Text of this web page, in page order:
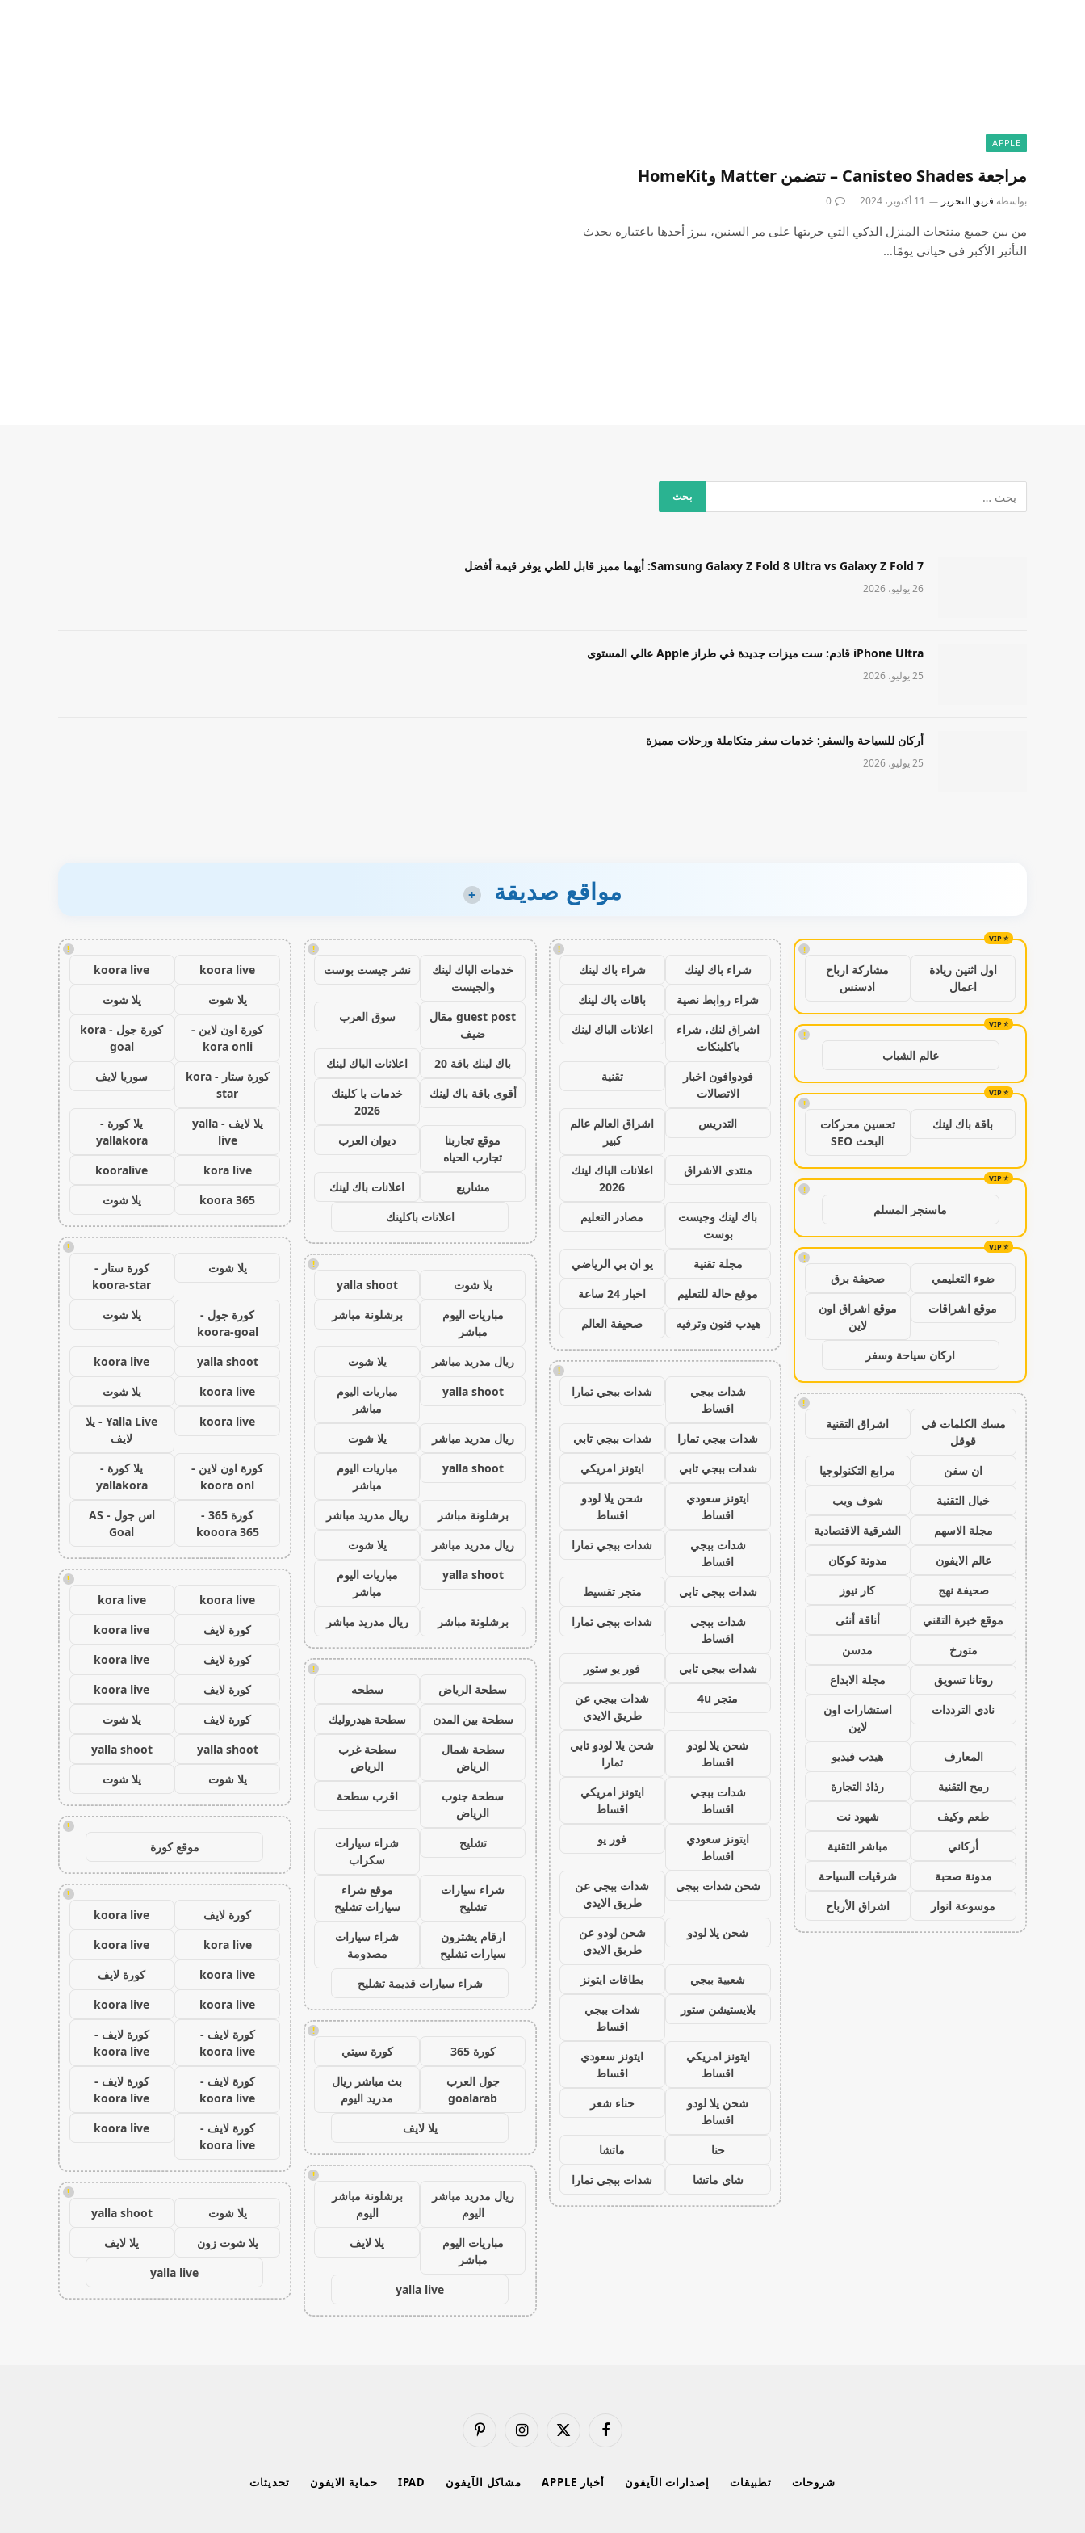
APPLE
مراجعة Canisteo Shades – تتضمن Matter وHomeKit
بواسطة فريق التحرير 11 أكتوبر، 2024 0
من بين جميع منتجات المنزل الذكي التي جربتها على مر السنين، يبرز أحدها باعتباره يحدث
التأثير الأكبر في حياتي يومًا…
Samsung Galaxy Z Fold 8 Ultra vs Galaxy Z Fold 7: أيهما مميز قابل للطي يوفر قيمة أفضل
26 يوليو، 2026
iPhone Ultra قادم: ست ميزات جديدة في طراز Apple عالي المستوى
25 يوليو، 2026
أركان للسياحة والسفر: خدمات سفر متكاملة ورحلات مميزة
25 يوليو، 2026
مواقع صديقة +
!
اول اثنين ريادة
اعمال
مشاركة ارباح
ادسنس
!
عالم الشباب
!
باقة باك لينك
تحسين محركات
البحث SEO
!
ماسنجر المسلم
!
ضوء التعليمي
صحيفة برق
موقع اشراقات
موقع اشراق اون
لاين
اركان سياحة وسفر
!
مسك الكلمات في
قوقل
اشراق التقنية
ان سفن
مرابع التكنولوجيا
خيال التقنية
شوف ويب
مجلة الاسهم
الشرقية الاقتصادية
عالم الايفون
مدونة كوكان
صحيفة نهج
كار نيوز
موقع خبرة التقني
أناقة أنثى
متورخ
مدسن
روتانا تسويق
مجلة الابداع
نادي الترددات
استشارات اون
لاين
المعارف
هيدب فيديو
رمح التقنية
رذاذ التجارة
طعم وكيف
شهود نت
أركاني
مباشر التقنية
مدونة صحبة
شرقيات السياحة
موسوعة انوار
اشراق الأرباح
!
شراء باك لينك
شراء باك لينك
شراء روابط نصية
باقات باك لينك
اشراق لنك، شراء
باكلينكات
اعلانات الباك لينك
فودوافون اخبار
الاتصالات
تقنية
التدريس
اشراق العالم عالم
كبير
منتدى الاشراق
اعلانات الباك لينك
2026
باك لينك وجيست
بوست
مصادر التعليم
مجلة تقنية
يو ان بي الرياضي
موقع حالة للتعليم
اخبار 24 ساعة
هيدب فنون وترفيه
صحيفة العالم
!
شدات ببجي
اقساط
شدات ببجي تمارا
شدات ببجي تمارا
شدات ببجي تابي
شدات ببجي تابي
ايتونز امريكي
ايتونز سعودي
اقساط
شحن يلا لودو
اقساط
شدات ببجي
اقساط
شدات ببجي تمارا
شدات ببجي تابي
متجر تقسيط
شدات ببجي
اقساط
شدات ببجي تمارا
شدات ببجي تابي
فور يو ستور
متجر 4u
شدات ببجي عن
طريق الايدي
شحن يلا لودو
اقساط
شحن يلا لودو تابي
تمارا
شدات ببجي
اقساط
ايتونز امريكي
اقساط
ايتونز سعودي
اقساط
فور يو
شحن شدات ببجي
شدات ببجي عن
طريق الايدي
شحن يلا لودو
شحن لودو عن
طريق الايدي
شعبية ببجي
بطاقات ايتونز
بلايستيشن ستور
شدات ببجي
اقساط
ايتونز امريكي
اقساط
ايتونز سعودي
اقساط
شحن يلا لودو
اقساط
حناء شعر
حنا
ماتشا
شاي ماتشا
شدات ببجي تمارا
!
خدمات الباك لينك
والجيست
نشر جيست بوست
guest post مقال
ضيف
سوق العرب
باك لينك باقة 20
اعلانات الباك لينك
أقوى باقة باك لينك
خدمات با كلينك
2026
موقع تجاربنا
تجارب الحياه
ديوان العرب
مشاريع
اعلانات باك لينك
اعلانات باكلينك
!
يلا شوت
yalla shoot
مباريات اليوم
مباشر
برشلونة مباشر
ريال مدريد مباشر
يلا شوت
yalla shoot
مباريات اليوم
مباشر
ريال مدريد مباشر
يلا شوت
yalla shoot
مباريات اليوم
مباشر
برشلونة مباشر
ريال مدريد مباشر
ريال مدريد مباشر
يلا شوت
yalla shoot
مباريات اليوم
مباشر
برشلونة مباشر
ريال مدريد مباشر
!
سطحة الرياض
سطحه
سطحة بين المدن
سطحة هيدروليك
سطحة شمال
الرياض
سطحة غرب
الرياض
سطحة جنوب
الرياض
اقرب سطحة
تشليح
شراء سيارات
سكراب
شراء سيارات
تشليح
موقع شراء
سيارات تشليح
ارقام يشترون
سيارات تشليح
شراء سيارات
مصدومة
شراء سيارات قديمة تشليح
!
كورة 365
كورة سيتي
جول العرب
goalarab
بث مباشر ريال
مدريد اليوم
يلا لايف
!
ريال مدريد مباشر
اليوم
برشلونة مباشر
اليوم
مباريات اليوم
مباشر
يلا لايف
yalla live
!
koora live
koora live
يلا شوت
يلا شوت
كورة اون لاين -
kora onli
كورة جول - kora
goal
كورة ستار - kora
star
سوريا لايف
يلا لايف - yalla
live
يلا كورة -
yallakora
kora live
kooralive
koora 365
يلا شوت
!
يلا شوت
كورة ستار -
koora-star
كورة جول -
koora-goal
يلا شوت
yalla shoot
koora live
koora live
يلا شوت
koora live
Yalla Live - يلا
لايف
كورة اون لاين -
koora onl
يلا كورة -
yallakora
كورة 365 -
kooora 365
اس جول - AS
Goal
!
koora live
kora live
كورة لايف
koora live
كورة لايف
koora live
كورة لايف
koora live
كورة لايف
يلا شوت
yalla shoot
yalla shoot
يلا شوت
يلا شوت
!
موقع كورة
!
كورة لايف
koora live
kora live
koora live
koora live
كورة لايف
koora live
koora live
كورة لايف -
koora live
كورة لايف -
koora live
كورة لايف -
koora live
كورة لايف -
koora live
كورة لايف -
koora live
koora live
!
يلا شوت
yalla shoot
يلا شوت زون
يلا لايف
yalla live
فيسبوك
X
الانستغرامبينتيريست
شروحات تطبيقات إصدارات الآيفون أخبار APPLE مشاكل الآيفون IPAD حماية الايفون تحديثات